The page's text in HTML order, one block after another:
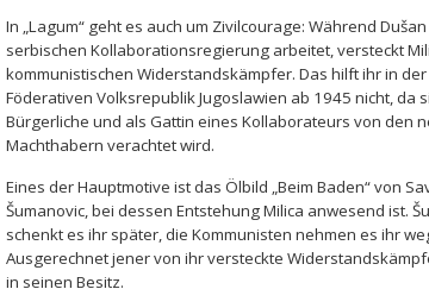
In „Lagum“ geht es auch um Zivilcourage: Während
serbischen Kollaborationsregierung arbeitet, versteckt
kommunistischen Widerstandskämpfer. Das hilft ihr in der
Föderativen Volksrepublik Jugoslawien ab 1945 nicht, da
Bürgerliche und als Gattin eines Kollaborateurs von den
Machthabern verachtet wird.
Eines der Hauptmotive ist das Ölbild „Beim Baden“ von
Šumanovic, bei dessen Entstehung Milica anwesend ist.
schenkt es ihr später, die Kommunisten nehmen es ihr
Ausgerechnet jener von ihr versteckte
in seinen Besitz.